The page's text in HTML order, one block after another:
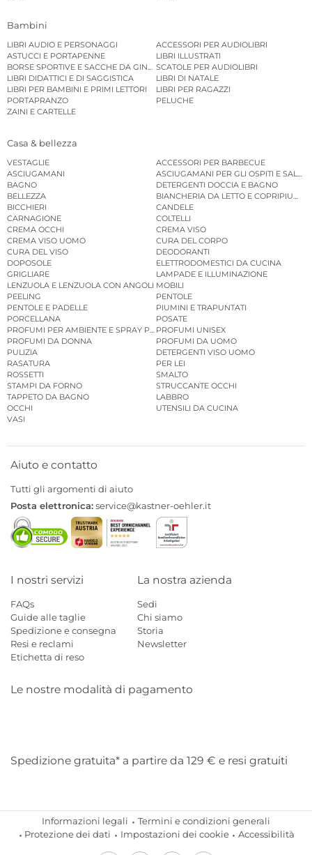
Bambini
LIBRI AUDIO E PERSONAGGI
ACCESSORI PER AUDIOLIBRI
ASTUCCI E PORTAPENNE
LIBRI ILLUSTRATI
BORSE SPORTIVE E SACCHE DA GINNASTICASCATOLE PER AUDIOLIBRI
LIBRI DIDATTICI E DI SAGGISTICA
LIBRI DI NATALE
LIBRI PER BAMBINI E PRIMI LETTORI
LIBRI PER RAGAZZI
PORTAPRANZO
PELUCHE
ZAINI E CARTELLE
Casa & bellezza
VESTAGLIE
ACCESSORI PER BARBECUE
ASCIUGAMANI
ASCIUGAMANI PER GLI OSPITI E
BAGNO
DETERGENTI DOCCIA E BAGNO
BELLEZZA
BIANCHERIA DA LETTO E COPRIPIUMINI
BICCHIERI
CANDELE
CARNAGIONE
COLTELLI
CREMA OCCHI
CREMA VISO
CREMA VISO UOMO
CURA DEL CORPO
CURA DEL VISO
DEODORANTI
DOPOSOLE
ELETTRODOMESTICI DA CUCINA
GRIGLIARE
LAMPADE E ILLUMINAZIONE
LENZUOLA E LENZUOLA CON ANGOLI MOBILI
PEELING
PENTOLE
PENTOLE E PADELLE
PIUMINI E TRAPUNTATI
PORCELLANA
POSATE
PROFUMI PER AMBIENTE E SPRAY PER AMBIENTE
PROFUMI UNISEX
PROFUMI DA DONNA
PROFUMI DA UOMO
PULIZIA
DETERGENTI VISO UOMO
RASATURA
PER LEI
ROSSETTI
SMALTO
STAMPI DA FORNO
STRUCCANTE OCCHI
TAPPETO DA BAGNO
LABBRO
OCCHI
UTENSILI DA CUCINA
VASI
Aiuto e contatto
Tutti gli argomenti di aiuto
Posta elettronica:service@kastner-oehler.it
I nostri servizi
FAQs
Guide alle taglie
Spedizione e consegna
Resi e reclami
Etichetta di reso
La nostra azienda
Sedi
Chi siamo
Storia
Newsletter
Le nostre modalità di pagamento
Spedizione gratuita* a partire da 129 € e resi gratuiti
Informazioni legali
Termini e condizioni generali
Protezione dei dati
Impostazioni dei cookie Accessibilità